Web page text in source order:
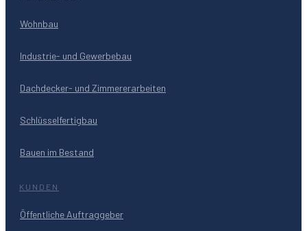
Wohnbau
Industrie- und Gewerbebau
Dachdecker- und Zimmererarbeiten
Schlüsselfertigbau
Bauen im Bestand
KUNDEN
Öffentliche Auftraggeber